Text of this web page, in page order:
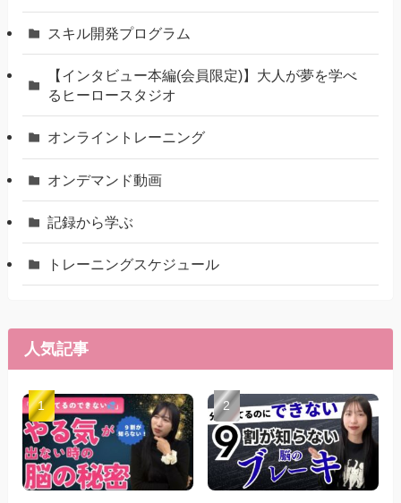
スキル開発プログラム
【インタビュー本編(会員限定)】大人が夢を学べ
るヒーロースタジオ
オンライントレーニング
オンデマンド動画
記録から学ぶ
トレーニングスケジュール
人気記事